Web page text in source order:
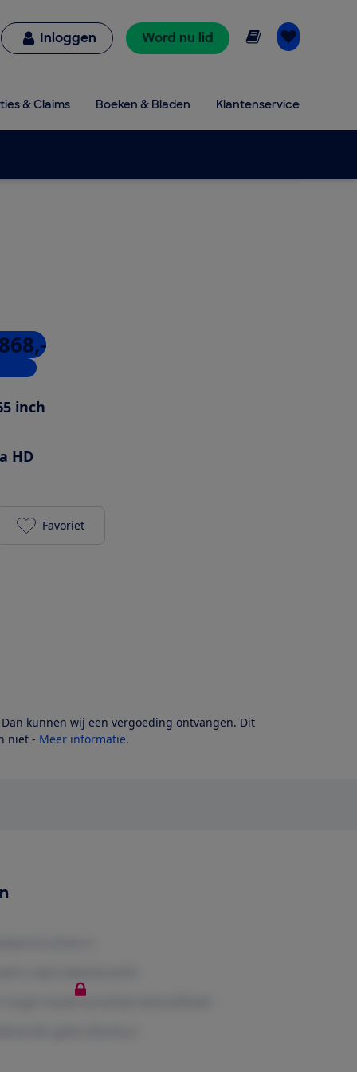
Inloggen Word nu lid Online lezen
& Claims Boeken & Bladen Klantenservice
inch
HD
LG 65QNED93A6A toevoegen aan je favorieten
Favoriet
kunnen wij een vergoeding ontvangen. Dit
niet - Meer informatie.